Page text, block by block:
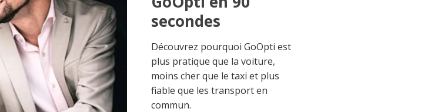
secondes
Découvrez pourquoi GoOpti est
plus pratique que la voiture,
moins cher que le taxi et plus
fiable que les transport en
commun.